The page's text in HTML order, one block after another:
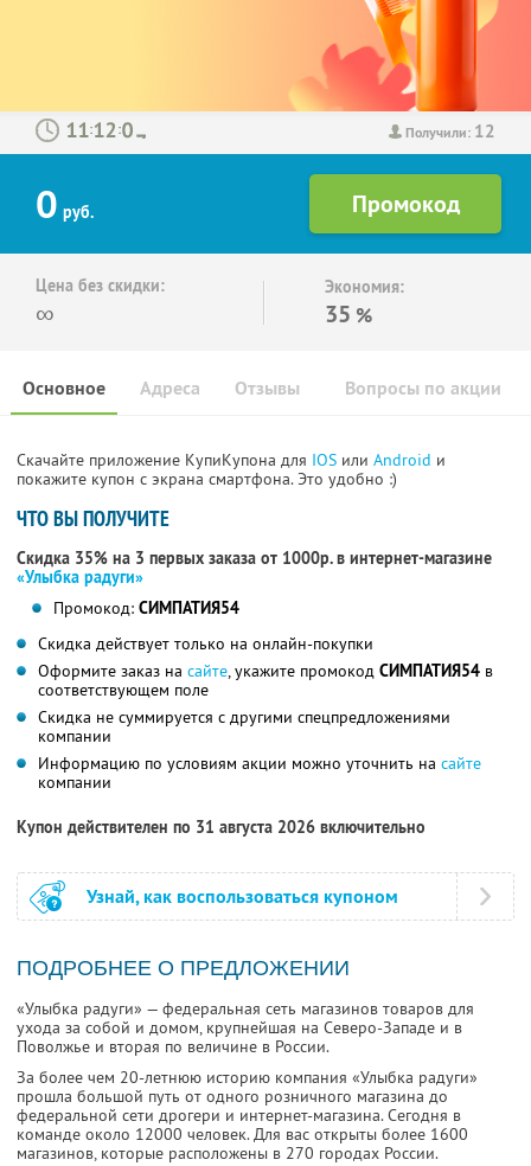
Получили: 12
: :
0 руб.
Цена без скидки:
∞
Экономия:
35 %
Основное Отзывы Вопросы по акции
Адреса
Скачайте приложение КупиКупона для IOS или Android и
покажите купон с экрана смартфона. Это удобно :)
ЧТО ВЫ ПОЛУЧИТЕ
Скидка 35% на 3 первых заказа от 1000р. в интернет-магазине
«Улыбка радуги»
Промокод: СИМПАТИЯ54
Скидка действует только на онлайн-покупки
Оформите заказ на сайте, укажите промокод СИМПАТИЯ54 в
соответствующем поле
Скидка не суммируется с другими спецпредложениями
компании
Информацию по условиям акции можно уточнить на сайте
компании
Купон действителен по 31 августа 2026 включительно
Узнай, как воспользоваться купоном
ПОДРОБНЕЕ О ПРЕДЛОЖЕНИИ
«Улыбка радуги» — федеральная сеть магазинов товаров для
ухода за собой и домом, крупнейшая на Северо-Западе и в
Поволжье и вторая по величине в России.
За более чем 20-летнюю историю компания «Улыбка радуги»
прошла большой путь от одного розничного магазина до
федеральной сети дрогери и интернет-магазина. Сегодня в
команде около 12000 человек. Для вас открыты более 1600
магазинов, которые расположены в 270 городах России.